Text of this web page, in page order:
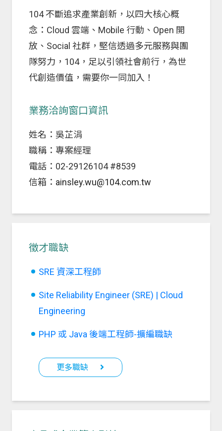
104 不斷追求產業創新，以四大核心概
念：Cloud 雲端、Mobile 行動、Open 開
放、Social 社群，堅信透過多元服務與團
隊努力，104，足以引領社會前行，為世
代創造價值，需要你一同加入！
業務洽詢窗口資訊
姓名：吳芷涓
職稱：專案經理
電話：02-29126104 #8539
信箱： ainsley.wu@104.com.tw
徵才職缺
SRE 資深工程師
Site Reliability Engineer (SRE) | Cloud
Engineering
PHP 或 Java 後端工程師-擴編職缺
更多職缺